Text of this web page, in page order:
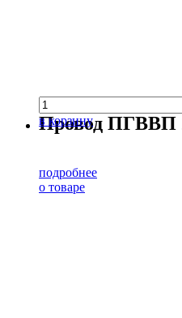
в корзину
Провод ПГВВП
подробнее
о товаре